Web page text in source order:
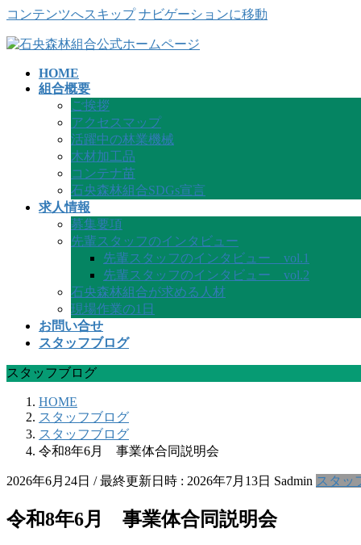
コンテンツへスキップ ナビゲーションに移動
HOME
組合概要
ご挨拶
アクセスマップ
活躍中の林業機械
木材加工品
コンテナ苗
石央森林組合SDGs宣言
求人情報
募集要項
先輩スタッフのインタビュー
先輩スタッフのインタビュー vol.1
先輩スタッフのインタビュー vol.2
石央森林組合が求める人材
現場作業の1日
お問い合せ
スタッフブログ
スタッフブログ
HOME
スタッフブログ
スタッフブログ
令和8年6月 事業体合同説明会
2026年6月24日 / 最終更新日時 : 2026年7月13日 Sadmin スタッ
令和8年6月 事業体合同説明会